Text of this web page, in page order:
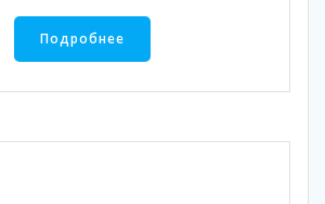
Подробнее